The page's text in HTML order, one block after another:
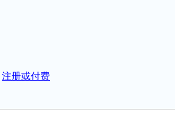
注册或付费